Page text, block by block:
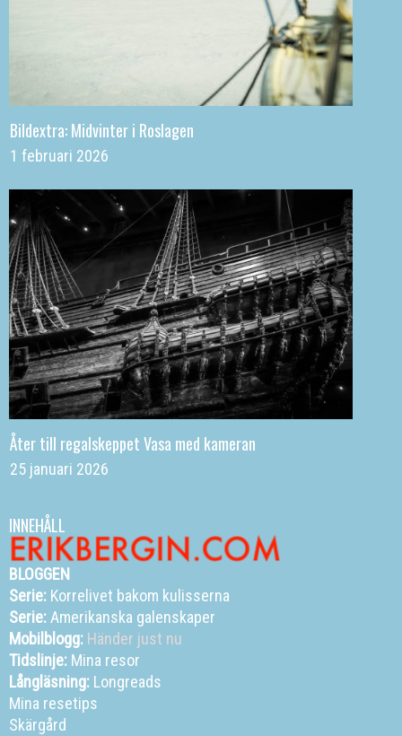
Bildextra: Midvinter i Roslagen
1 februari 2026
Åter till regalskeppet Vasa med kameran
25 januari 2026
INNEHÅLL
BLOGGEN
Serie: Korrelivet bakom kulisserna
Serie:Amerikanska galenskaper
Mobilblogg: Händer just nu
Tidslinje: Mina resor
Långläsning: Longreads
Mina resetips
Skärgård